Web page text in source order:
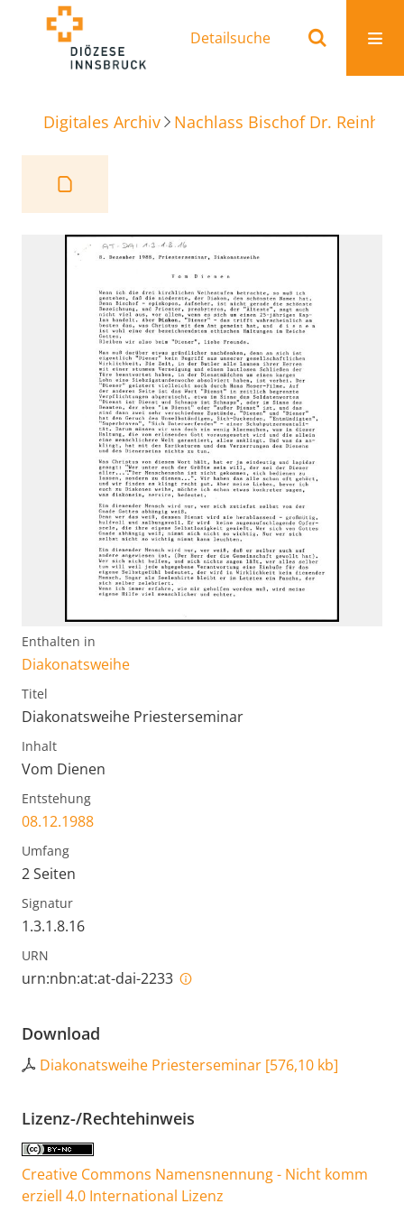
Detailsuche
Digitales Archiv Nachlass Bischof Dr.
Enthalten in
Diakonatsweihe
Titel
Diakonatsweihe Priesterseminar
Inhalt
Vom Dienen
Entstehung
08.12.1988
Umfang
2 Seiten
Signatur
1.3.1.8.16
URN
urn:nbn:at:at-dai-2233
Download
Diakonatsweihe Priesterseminar [576,10 kb]
Lizenz-/Rechtehinweis
Creative Commons Namensnennung - Nicht komm
erziell 4.0 International Lizenz